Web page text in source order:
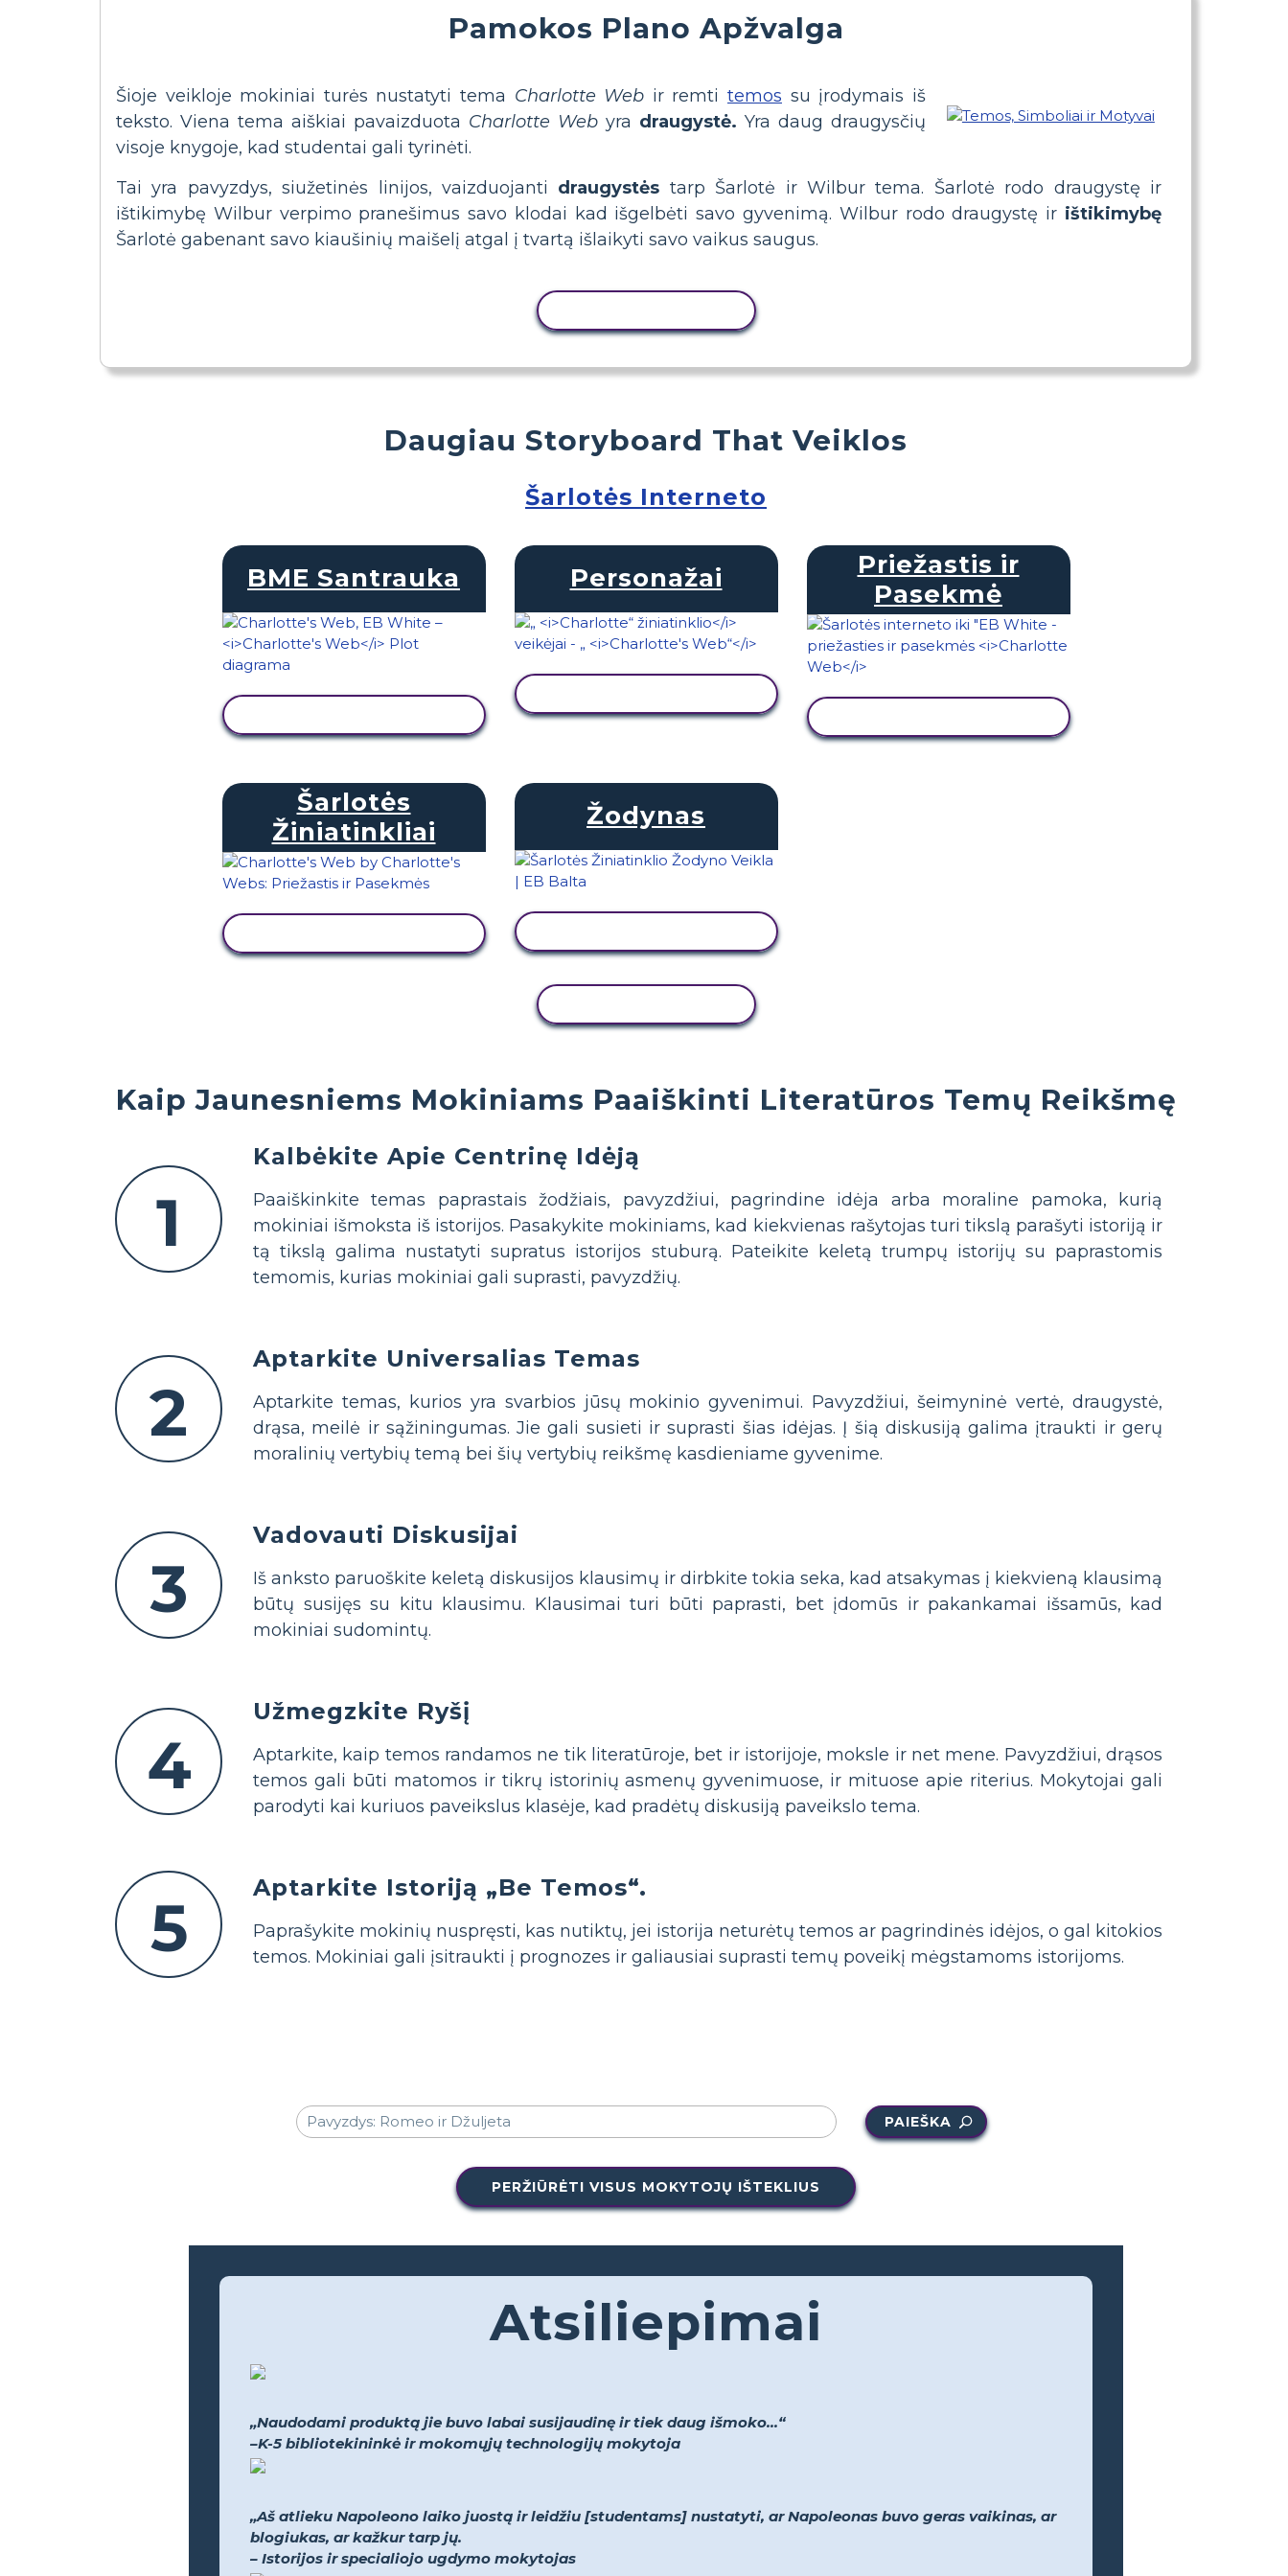
Pamokos Plano Apžvalga
Šioje veikloje mokiniai turės nustatyti tema Charlotte Web ir remti temos su įrodymais iš
teksto. Viena tema aiškiai pavaizduota Charlotte Webyra draugystė. Yra daug draugysčių
visoje knygoje, kad studentai gali tyrinėti.
Tai yra pavyzdys, siužetinės linijos, vaizduojanti draugystės tarp Šarlotė ir Wilbur tema. Šarlotė rodo draugystę ir
ištikimybę Wilbur verpimo pranešimus savo klodai kad išgelbėti savo gyvenimą. Wilbur rodo draugystę ir ištikimybę
Šarlotė gabenant savo kiaušinių maišelį atgal į tvartą išlaikyti savo vaikus saugus.
Kaip Jaunesniems Mokiniams Paaiškinti Literatūros Temų Reikšmę
1
Kalbėkite Apie Centrinę Idėją
Paaiškinkite temas paprastais žodžiais, pavyzdžiui, pagrindine idėja arba moraline pamoka, kurią
mokiniai išmoksta iš istorijos. Pasakykite mokiniams, kad kiekvienas rašytojas turi tikslą parašyti istoriją ir
tą tikslą galima nustatyti supratus istorijos stuburą. Pateikite keletą trumpų istorijų su paprastomis
temomis, kurias mokiniai gali suprasti, pavyzdžių.
2
Aptarkite Universalias Temas
Aptarkite temas, kurios yra svarbios jūsų mokinio gyvenimui. Pavyzdžiui, šeimyninė vertė, draugystė,
drąsa, meilė ir sąžiningumas. Jie gali susieti ir suprasti šias idėjas. Į šią diskusiją galima įtraukti ir gerų
moralinių vertybių temą bei šių vertybių reikšmę kasdieniame gyvenime.
3
Vadovauti Diskusijai
Iš anksto paruoškite keletą diskusijos klausimų ir dirbkite tokia seka, kad atsakymas į kiekvieną klausimą
būtų susijęs su kitu klausimu. Klausimai turi būti paprasti, bet įdomūs ir pakankamai išsamūs, kad
mokiniai sudomintų.
4
Užmegzkite Ryšį
Aptarkite, kaip temos randamos ne tik literatūroje, bet ir istorijoje, moksle ir net mene. Pavyzdžiui, drąsos
temos gali būti matomos ir tikrų istorinių asmenų gyvenimuose, ir mituose apie riterius. Mokytojai gali
parodyti kai kuriuos paveikslus klasėje, kad pradėtų diskusiją paveikslo tema.
5
Aptarkite Istoriją „Be Temos“.
Paprašykite mokinių nuspręsti, kas nutiktų, jei istorija neturėtų temos ar pagrindinės idėjos, o gal kitokios
temos. Mokiniai gali įsitraukti į prognozes ir galiausiai suprasti temų poveikį mėgstamoms istorijoms.
Daugiau Storyboard That Veiklos
Šarlotės Interneto
BME Santrauka Personažai
Priežastis ir
Pasekmė
Šarlotės
Žiniatinkliai
Žodynas
PAIEŠKA
PERŽIŪRĖTI VISUS MOKYTOJŲ IŠTEKLIUS
Atsiliepimai
„Naudodami produktą jie buvo labai susijaudinę ir tiek daug išmoko...“
–K-5 bibliotekininkė ir mokomųjų technologijų mokytoja
„Aš atlieku Napoleono laiko juostą ir leidžiu [studentams] nustatyti, ar Napoleonas buvo geras vaikinas, ar
blogiukas, ar kažkur tarp jų.
– Istorijos ir specialiojo ugdymo mokytojas